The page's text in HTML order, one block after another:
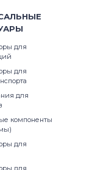
для
для
для
компоненты
для
для